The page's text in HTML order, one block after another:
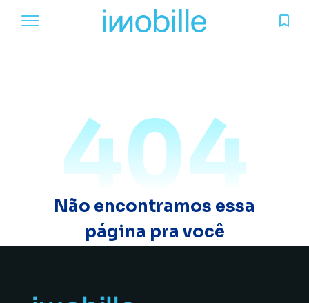
404
Não encontramos essa
página pra você